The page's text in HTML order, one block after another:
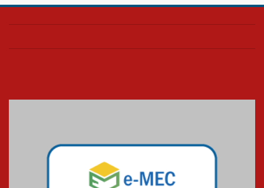
tamanho do Estado